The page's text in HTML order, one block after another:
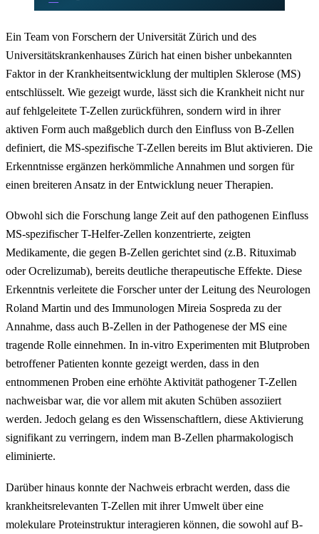
Ein Team von Forschern der Universität Zürich und des
Universitätskrankenhauses Zürich hat einen bisher unbekannten
Faktor in der Krankheitsentwicklung der multiplen Sklerose (MS)
entschlüsselt. Wie gezeigt wurde, lässt sich die Krankheit nicht nur
auf fehlgeleitete T-Zellen zurückführen, sondern wird in ihrer
aktiven Form auch maßgeblich durch den Einfluss von B-Zellen
definiert, die MS-spezifische T-Zellen bereits im Blut aktivieren. Die
Erkenntnisse ergänzen herkömmliche Annahmen und sorgen für
einen breiteren Ansatz in der Entwicklung neuer Therapien.
Obwohl sich die Forschung lange Zeit auf den pathogenen Einfluss
MS-spezifischer T-Helfer-Zellen konzentrierte, zeigten
Medikamente, die gegen B-Zellen gerichtet sind (z.B. Rituximab
oder Ocrelizumab), bereits deutliche therapeutische Effekte. Diese
Erkenntnis verleitete die Forscher unter der Leitung des Neurologen
Roland Martin und des Immunologen Mireia Sospreda zu der
Annahme, dass auch B-Zellen in der Pathogenese der MS eine
tragende Rolle einnehmen. In in-vitro Experimenten mit Blutproben
betroffener Patienten konnte gezeigt werden, dass in den
entnommenen Proben eine erhöhte Aktivität pathogener T-Zellen
nachweisbar war, die vor allem mit akuten Schüben assoziiert
werden. Jedoch gelang es den Wissenschaftlern, diese Aktivierung
signifikant zu verringern, indem man B-Zellen pharmakologisch
eliminierte.
Darüber hinaus konnte der Nachweis erbracht werden, dass die
krankheitsrelevanten T-Zellen mit ihrer Umwelt über eine
molekulare Proteinstruktur interagieren können, die sowohl auf B-